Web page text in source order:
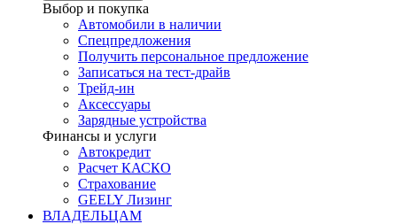
Выбор и покупка
Автомобили в наличии
Спецпредложения
Получить персональное предложение
Записаться на тест-драйв
Трейд-ин
Аксессуары
Зарядные устройства
Финансы и услуги
Автокредит
Расчет КАСКО
Страхование
GEELY Лизинг
ВЛАДЕЛЬЦАМ